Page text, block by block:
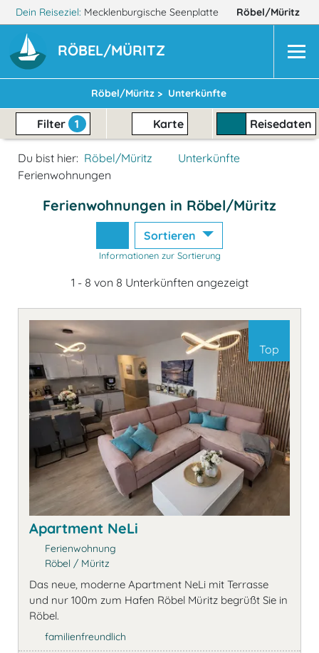
Dein Reiseziel: Mecklenburgische Seenplatte Röbel/Müritz
RÖBEL/MÜRITZ
Röbel/Müritz > Unterkünfte
Filter 1 Karte Reisedaten
Du bist hier: Röbel/Müritz
Unterkünfte
Ferienwohnungen
Ferienwohnungen in Röbel/Müritz
Sortieren
Informationen zur Sortierung
1 - 8 von 8 Unterkünften angezeigt
Top
Apartment NeLi
Ferienwohnung
Röbel / Müritz
Das neue, moderne Apartment NeLi mit Terrasse
und nur 100m zum Hafen Röbel Müritz begrüßt Sie in
Röbel.
familienfreundlich